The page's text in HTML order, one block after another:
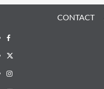
CONTACT
Facebook
X
Instagram